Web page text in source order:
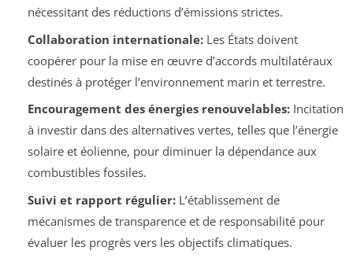
nécessitant des réductions d’émissions strictes.
Collaboration internationale:Les États doivent
coopérer pour la mise en œuvre d’accords multilatéraux
destinés à protéger l’environnement marin et terrestre.
Encouragement des énergies renouvelables:Incitation
à investir dans des alternatives vertes, telles que l’énergie
solaire et éolienne, pour diminuer la dépendance aux
combustibles fossiles.
Suivi et rapport régulier:L’établissement de
mécanismes de transparence et de responsabilité pour
évaluer les progrès vers les objectifs climatiques.